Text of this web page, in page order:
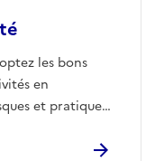
les bons
en
et pratiquer